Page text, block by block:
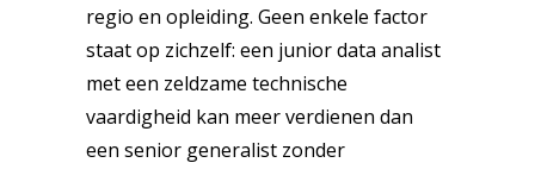
regio en opleiding. Geen enkele factor
staat op zichzelf: een junior data analist
met een zeldzame technische
vaardigheid kan meer verdienen dan
een senior generalist zonder